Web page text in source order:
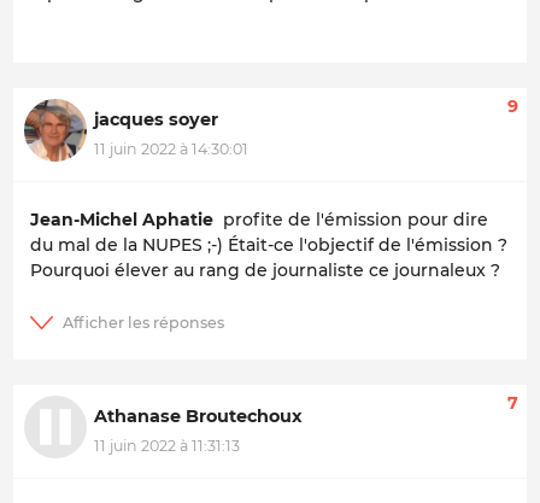
jacques soyer
11 juin 2022 à 14:30:01
9
Jean-Michel Aphatie profite de l'émission pour dire
du mal de la NUPES ;-) Était-ce l'objectif de l'émission ?
Pourquoi élever au rang de journaliste ce journaleux ?
Athanase Broutechoux
11 juin 2022 à 11:31:13
7